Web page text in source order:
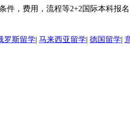
件，费用，流程等2+2国际本科报
罗斯留学| 马来西亚留学| 德国留学|